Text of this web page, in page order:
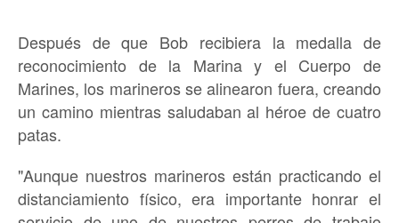
Después de que Bob recibiera la medalla de
reconocimiento de la Marina y el Cuerpo de
Marines, los marineros se alinearon fuera, creando
un camino mientras saludaban al héroe de cuatro
patas.
"Aunque nuestros marineros están practicando el
distanciamiento físico, era importante honrar el